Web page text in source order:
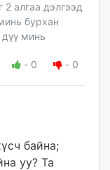
алгаа дэлгээд
бурхан
минь
- 0 - 0
байна;
уу? Та